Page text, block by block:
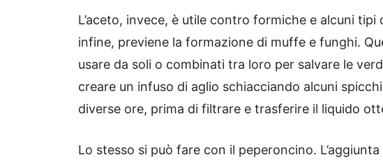
L’aceto, invece, è utile contro formiche e alcuni
infine, previene la formazione di muffe e funghi.
usare da soli o combinati tra loro per salvare le
creare un infuso di aglio schiacciando alcuni
diverse ore, prima di filtrare e trasferire il liquido
Lo stesso si può fare con il peperoncino.